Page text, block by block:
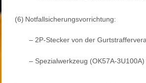
(6) Notfallsicherungsvorrichtung:
– 2P-Stecker von der
– Spezialwerkzeug (OK57A-3U100A)